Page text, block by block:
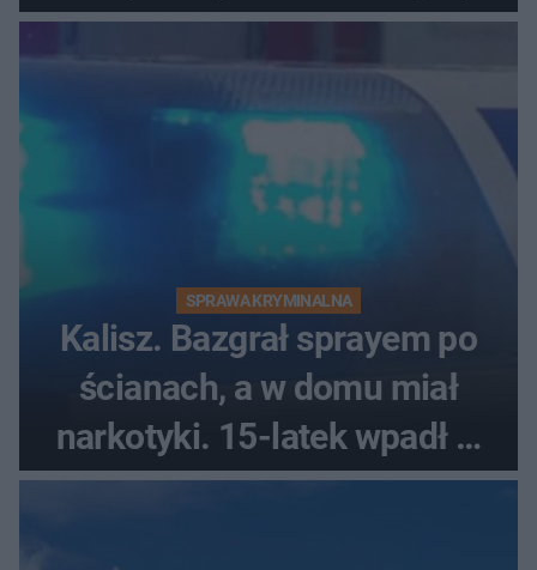
każdego miłośnika gwiazd
SPRAWA KRYMINALNA
Kalisz. Bazgrał sprayem po
ścianach, a w domu miał
narkotyki. 15-latek wpadł w
ręce policjantów